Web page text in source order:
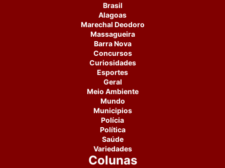
Brasil
Alagoas
Marechal Deodoro
Massagueira
Barra Nova
Concursos
Curiosidades
Esportes
Geral
Meio Ambiente
Mundo
Municipios
Polícia
Política
Saúde
Variedades
Colunas